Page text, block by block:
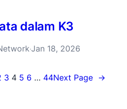
dalam K3
·Jan 18, 2026
3 4 5 6 … 44Next Page →